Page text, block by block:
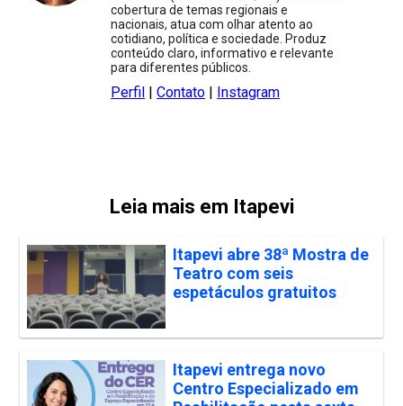
cobertura de temas regionais e
nacionais, atua com olhar atento ao
cotidiano, política e sociedade. Produz
conteúdo claro, informativo e relevante
para diferentes públicos.
Perfil |Contato | Instagram
Leia mais em Itapevi
Itapevi abre 38ª Mostra de
Teatro com seis
espetáculos gratuitos
Itapevi entrega novo
Centro Especializado em